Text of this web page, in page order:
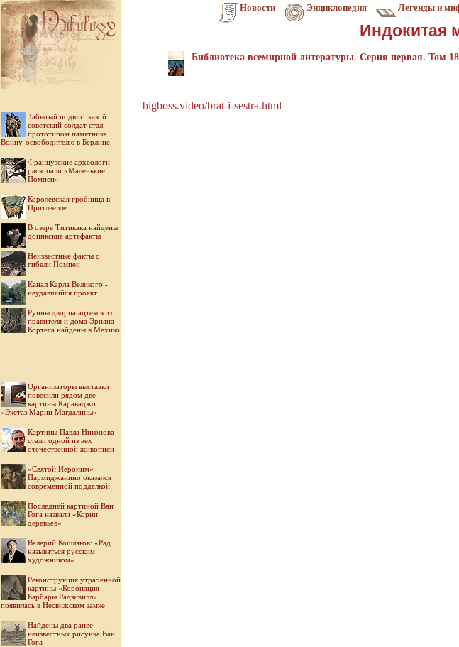
Новости Энциклопедия Легенды и
Забытый подвиг: какой
советский солдат стал
прототипом памятника
Воину-освободителю в Берлине
Французские археологи
раскопали «Маленькие
Помпеи»
Королевская гробница в
Притлвелле
В озере Титикака найдены
доинкские артефакты
Неизвестные факты о
гибели Помпеи
Канал Карла Великого -
неудавшийся проект
Руины дворца ацтекского
правителя и дома Эрнана
Кортеса найдены в Мехико
Организаторы выставки
повесили рядом две
картины Караваджо
«Экстаз Марии Магдалины»
Картины Павла Никонова
стали одной из вех
отечественной живописи
«Святой Иероним»
Пармиджанино оказался
современной подделкой
Последней картиной Ван
Гога назвали «Корни
деревьев»
Валерий Кошляков: «Рад
называться русским
художником»
Реконструкция утраченной
картины «Коронация
Барбары Радзивилл»
появилась в Несвижском замке
Найдены два ранее
неизвестных рисунка Ван
Гога
Индокитая
Библиотека всемирной литературы. Серия первая. Том
bigboss.video/brat-i-sestra.html